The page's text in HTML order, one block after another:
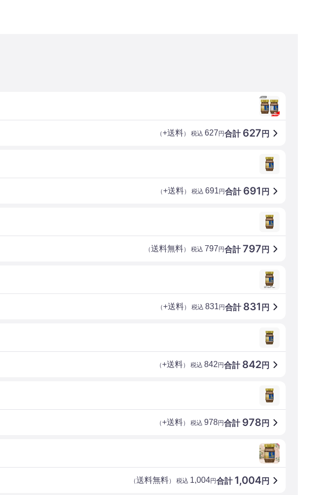
合計 627 円
（+送料） 税込 627円
合計 691 円
（+送料） 税込 691円
合計797 円
（送料無料） 税込 797円
合計 831 円
（+送料） 税込 831円
合計 842円
（+送料） 税込 842円
合計 978 円
（+送料） 税込 978円
合計 1,004円
（送料無料） 税込 1,004円